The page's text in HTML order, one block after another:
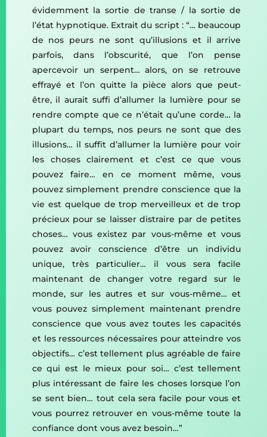
évidemment la sortie de transe / la sortie de
l’état hypnotique. Extrait du script : “… beaucoup
de nos peurs ne sont qu’illusions et il arrive
parfois, dans l’obscurité, que l’on pense
apercevoir un serpent… alors, on se retrouve
effrayé et l’on quitte la pièce alors que peut-
être, il aurait suffi d’allumer la lumière pour se
rendre compte que ce n’était qu’une corde… la
plupart du temps, nos peurs ne sont que des
illusions… il suffit d’allumer la lumière pour voir
les choses clairement et c’est ce que vous
pouvez faire… en ce moment même, vous
pouvez simplement prendre conscience que la
vie est quelque de trop merveilleux et de trop
précieux pour se laisser distraire par de petites
choses… vous existez par vous-même et vous
pouvez avoir conscience d’être un individu
unique, très particulier… il vous sera facile
maintenant de changer votre regard sur le
monde, sur les autres et sur vous-même… et
vous pouvez simplement maintenant prendre
conscience que vous avez toutes les capacités
et les ressources nécessaires pour atteindre vos
objectifs… c’est tellement plus agréable de faire
ce qui est le mieux pour soi… c’est tellement
plus intéressant de faire les choses lorsque l’on
se sent bien… tout cela sera facile pour vous et
vous pourrez retrouver en vous-même toute la
confiance dont vous avez besoin…”